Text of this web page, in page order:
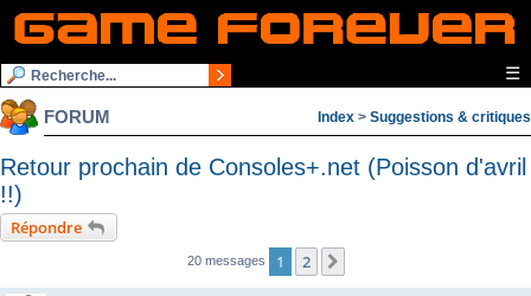
☰
FORUM Index > Suggestions & critiques
Retour prochain de Consoles+.net (Poisson d'avril
!!)
Répondre
20 messages 1 2